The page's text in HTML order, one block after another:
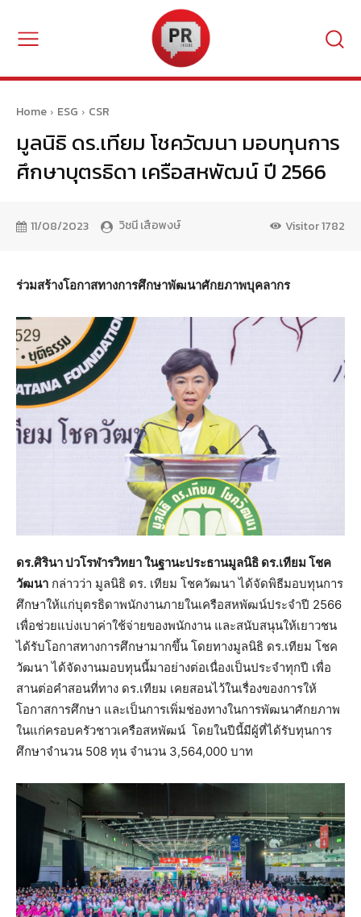
Home ESG CSR
มูลนิธิ ดร.เทียม โชควัฒนา มอบทุนการ
ศึกษาบุตรธิดา เครือสหพัฒน์ ปี 2566
11/08/2023 วิชนี เสือพงษ์ Visitor1782
ร่วมสร้างโอกาสทางการศึกษาพัฒนาศักยภาพบุคลากร
ดร.ศิรินา ปวโรฬารวิทยา ในฐานะประธานมูลนิธิ ดร.เทียม โชค
วัฒนา กล่าวว่า มูลนิธิ ดร. เทียม โชควัฒนา ได้จัดพิธีมอบทุนการ
ศึกษาให้แก่บุตรธิดาพนักงานภายในเครือสหพัฒน์ประจำปี 2566
เพื่อช่วยแบ่งเบาค่าใช้จ่ายของพนักงาน และสนับสนุนให้เยาวชน
ได้รับโอกาสทางการศึกษามากขึ้น โดยทางมูลนิธิ ดร.เทียม โชค
วัฒนา ได้จัดงานมอบทุนนี้มาอย่างต่อเนื่องเป็นประจำทุกปี เพื่อ
สานต่อคำสอนที่ทาง ดร.เทียม เคยสอนไว้ในเรื่องของการให้
โอกาสการศึกษา และเป็นการเพิ่มช่องทางในการพัฒนาศักยภาพ
ในแก่ครอบครัวชาวเครือสหพัฒน์ โดยในปีนี้มีผู้ที่ได้รับทุนการ
ศึกษาจำนวน 508 ทุน จำนวน 3,564,000 บาท